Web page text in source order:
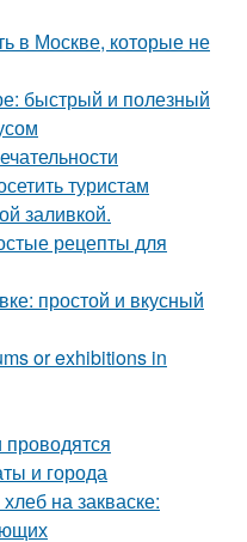
в Москве, которые не
быстрый и полезный
туристам
заливкой.
рецепты для
простой и вкусный
or exhibitions in
и города
на закваске: